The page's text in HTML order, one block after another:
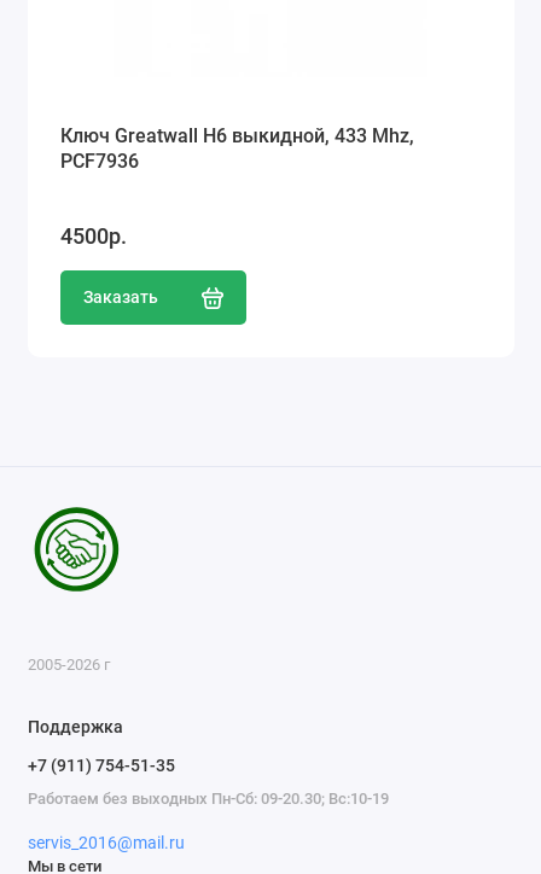
Ключ Greatwall H6 выкидной, 433 Mhz,
PCF7936
4500р.
Заказать
2005-2026 г
Поддержка
+7 (911) 754-51-35
Работаем без выходных Пн-Сб: 09-20.30; Вс:10-19
servis_2016@mail.ru
Мы в сети